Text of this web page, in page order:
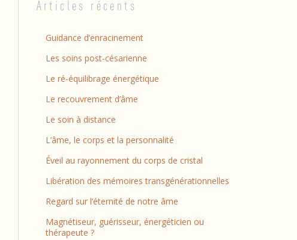
Articles récents
Guidance d’enracinement
Les soins post-césarienne
Le ré-équilibrage énergétique
Le recouvrement d’âme
Le soin à distance
L’âme, le corps et la personnalité
Éveil au rayonnement du corps de cristal
Libération des mémoires transgénérationnelles
Regard sur l’éternité de notre âme
Magnétiseur, guérisseur, énergéticien ou
thérapeute ?